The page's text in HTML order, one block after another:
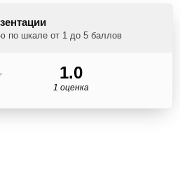
по шкале от 1 до 5 баллов
1.0
1 оценка